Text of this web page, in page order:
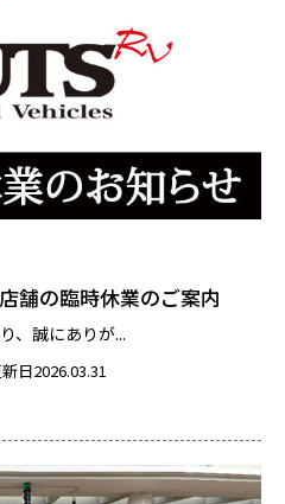
舗の臨時休業のご案内
、誠にありが...
日2026.03.31